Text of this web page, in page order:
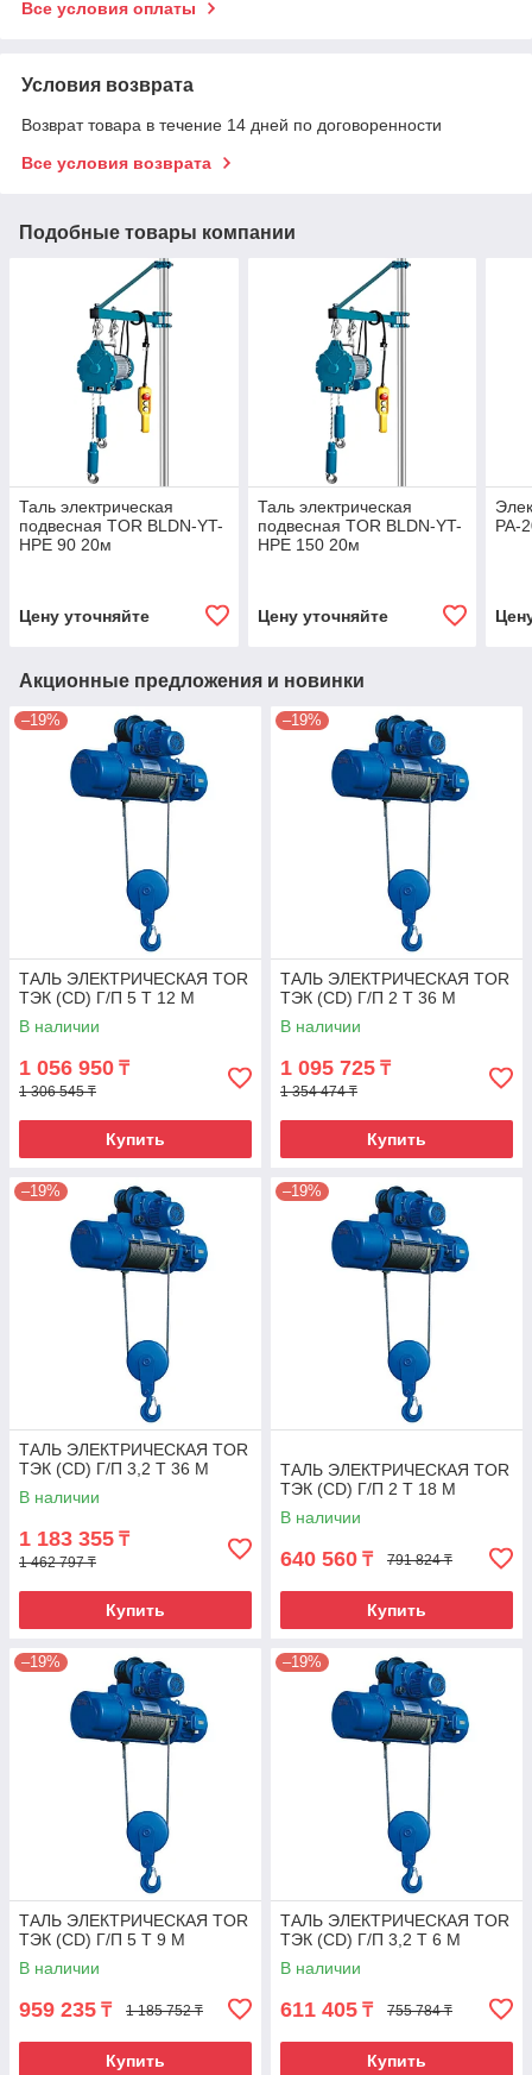
Все условия оплаты
Условия возврата
Возврат товара в течение 14 дней по договоренности
Все условия возврата
Подобные товары компании
Таль электрическая
подвесная TOR BLDN-YT-
HPE 90 20м
Цену уточняйте
Таль электрическая
подвесная TOR BLDN-YT-
HPE 150 20м
Цену уточняйте
PA-
Акционные предложения и новинки
–19%
ТАЛЬ ЭЛЕКТРИЧЕСКАЯ TOR
ТЭК (CD) Г/П 5 Т 12 М
В наличии
1 056 950 ₸
1 306 545 ₸
Купить
–19%
ТАЛЬ ЭЛЕКТРИЧЕСКАЯ TOR
ТЭК (CD) Г/П 2 Т 36 М
В наличии
1 095 725 ₸
1 354 474 ₸
Купить
–19%
ТАЛЬ ЭЛЕКТРИЧЕСКАЯ TOR
ТЭК (CD) Г/П 3,2 Т 36 М
В наличии
1 183 355 ₸
1 462 797 ₸
Купить
–19%
ТАЛЬ ЭЛЕКТРИЧЕСКАЯ TOR
ТЭК (CD) Г/П 2 Т 18 М
В наличии
640 560 ₸ 791 824 ₸
Купить
–19%
ТАЛЬ ЭЛЕКТРИЧЕСКАЯ TOR
ТЭК (CD) Г/П 5 Т 9 М
В наличии
959 235 ₸ 1 185 752 ₸
Купить
–19%
ТАЛЬ ЭЛЕКТРИЧЕСКАЯ TOR
ТЭК (CD) Г/П 3,2 Т 6 М
В наличии
611 405 ₸ 755 784 ₸
Купить